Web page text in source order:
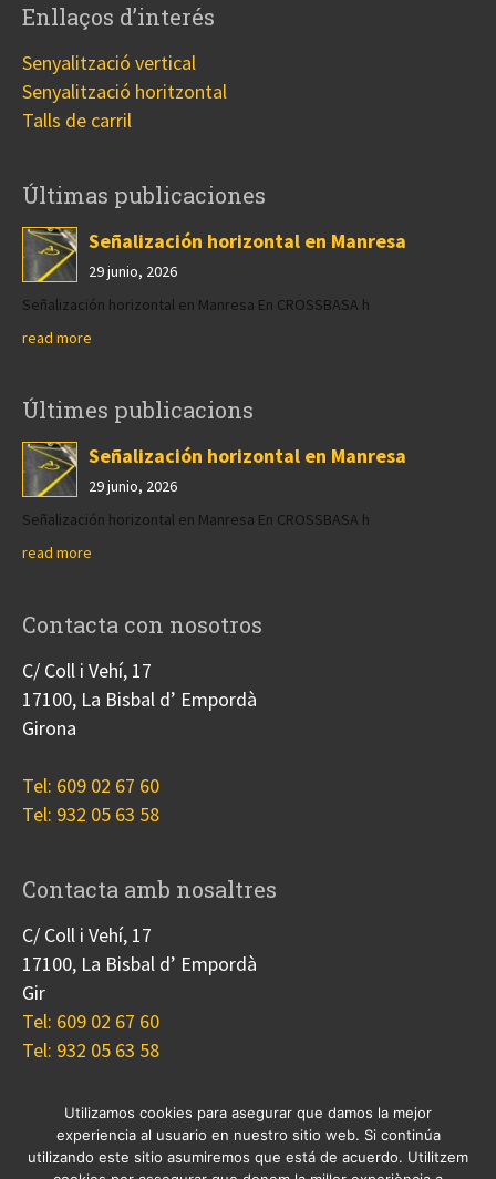
Enllaços d’interés
Senyalització vertical
Senyalització horitzontal
Talls de carril
Últimas publicaciones
Señalización horizontal en Manresa
29 junio, 2026
Señalización horizontal en Manresa En CROSSBASA h
read more
Últimes publicacions
Señalización horizontal en Manresa
29 junio, 2026
Señalización horizontal en Manresa En CROSSBASA h
read more
Contacta con nosotros
C/ Coll i Vehí, 17
17100, La Bisbal d’ Empordà
Girona
Tel: 609 02 67 60
Tel: 932 05 63 58
Contacta amb nosaltres
C/ Coll i Vehí, 17
17100, La Bisbal d’ Empordà
Gir
Tel: 609 02 67 60
Tel: 932 05 63 58
Nosotros Proyectos Blog
Contacto
Cookies
Utilizamos cookies para asegurar que damos la mejor
experiencia al usuario en nuestro sitio web. Si continúa
utilizando este sitio asumiremos que está de acuerdo. Utilitzem